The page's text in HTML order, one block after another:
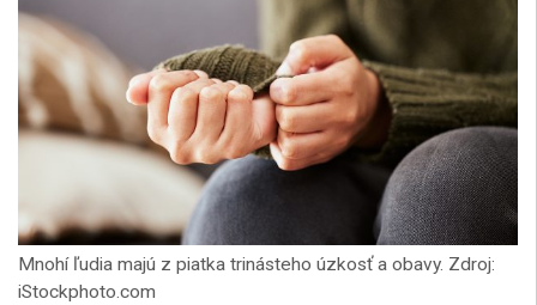
Mnohí ľudia majú z piatka trinásteho úzkosť a obavy. Zdroj:
iStockphoto.com